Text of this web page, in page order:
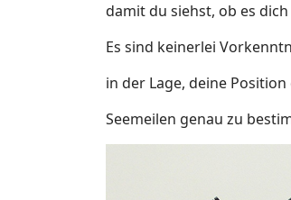
damit du siehst, ob es
Es sind keinerlei
in der Lage, deine
Seemeilen genau zu